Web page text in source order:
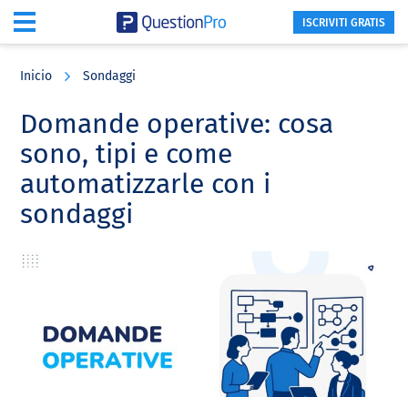
content
sidebar
ISCRIVITI GRATIS
Inicio Sondaggi
Domande operative: cosa
sono, tipi e come
automatizzarle con i
sondaggi